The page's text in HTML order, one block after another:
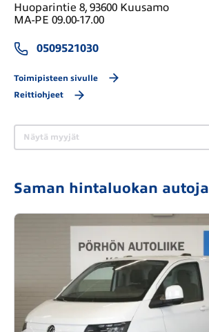
Huoparintie 8, 93600 Kuusamo
MA-PE 09.00-17.00
0509521030
Toimipisteen sivulle
Reittiohjeet
Näytä myyjät
Saman hintaluokan autoja